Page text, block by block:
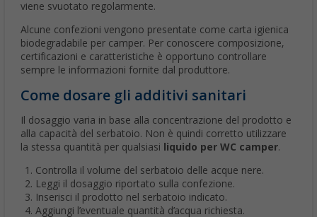
viene svuotato regolarmente.
Alcune confezioni vengono presentate come carta igienica
biodegradabile per camper. Per conoscere composizione,
certificazioni e caratteristiche è opportuno controllare
sempre le informazioni fornite dal produttore.
Come dosare gli additivi sanitari
Il dosaggio varia in base alla concentrazione del prodotto e
alla capacità del serbatoio. Non è quindi corretto utilizzare
la stessa quantità per qualsiasi
liquido per WC camper.
Controlla il volume del serbatoio delle acque nere.
Leggi il dosaggio riportato sulla confezione.
Inserisci il prodotto nel serbatoio indicato.
Aggiungi l’eventuale quantità d’acqua richiesta.